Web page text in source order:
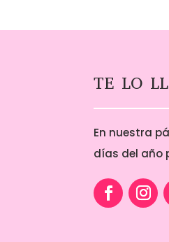
1,00€
TE LO
En nuestra
días del año